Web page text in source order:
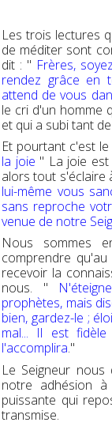
Les trois lectures
de méditer sont
dit : " Frères,
rendez grâce en
attend de vous
le cri d'un homme
et qui a subi tant
Et pourtant c'est
la joie " La joie
alors tout s'éclaire
lui-même vous
sans reproche
venue de notre
Nous sommes
comprendre
recevoir la
nous. "
prophètes, mais
bien, gardez-le ;
mal... Il est
l'accomplira."
Le Seigneur
notre adhésion
puissante qui
transmise.